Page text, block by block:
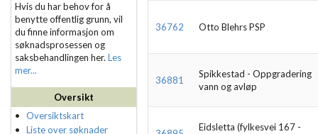
Hvis du har behov for å
benytte offentlig grunn, vil
du finne informasjon om
søknadsprosessen og
saksbehandlingen her. Les
mer...
Oversikt
Oversiktskart
Liste over søknader
36762 Otto Blehrs PSP
36881
Spikkestad - Oppgradering
vann og avløp
Eidsletta (fylkesvei 167 -